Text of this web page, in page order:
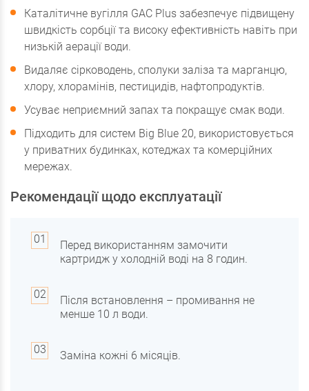
Каталітичне вугілля GAC Plus забезпечує підвищену
швидкість сорбції та високу ефективність навіть при
низькій аерації води.
Видаляє сірководень, сполуки заліза та марганцю,
хлору, хлорамінів, пестицидів, нафтопродуктів.
Усуває неприємний запах та покращує смак води.
Підходить для систем Big Blue 20, використовується
у приватних будинках, котеджах та комерційних
мережах.
Рекомендації щодо експлуатації
Перед використанням замочити
картридж у холодній воді на 8 годин.
Після встановлення – промивання не
менше 10 л води.
Заміна кожні 6 місяців.